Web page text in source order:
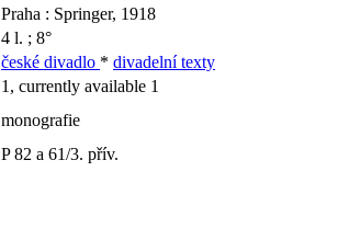
Praha : Springer, 1918
4 l. ; 8°
české divadlo * divadelní texty
1, currently available 1
monografie
P 82 a 61/3. přív.